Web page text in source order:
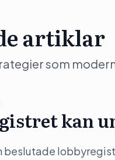
artiklar
som
kan
beslutade